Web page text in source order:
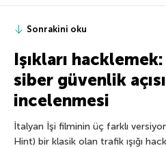
Sonrakini oku
Işıkları
siber güvenlik
incelenmesi
İtalyan İşi filminin üç farklı
Hint) bir klasik olan trafik ışığı